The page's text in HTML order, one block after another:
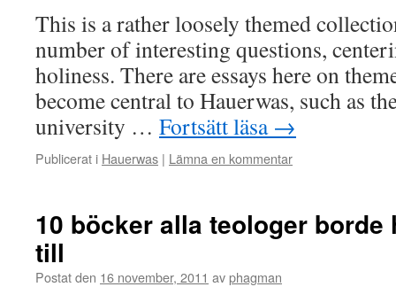
This is a rather loosely themed
number of interesting questions,
holiness. There are essays here on
become central to Hauerwas, such as
university … Fortsätt läsa →
Publicerat i Hauerwas | Lämna en kommentar
10 böcker alla teologer borde
till
Postat den 16 november, 2011 avphagman